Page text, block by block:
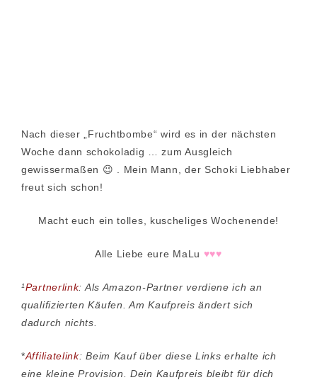
Nach dieser „Fruchtbombe“ wird es in der nächsten
Woche dann schokoladig … zum Ausgleich
gewissermaßen 😉 . Mein Mann, der Schoki Liebhaber
freut sich schon!
Macht euch ein tolles, kuscheliges Wochenende!
Alle Liebe eure MaLu ♥♥♥
¹Partnerlink: Als Amazon-Partner verdiene ich an
qualifizierten Käufen. Am Kaufpreis ändert sich
dadurch nichts.
*Affiliatelink: Beim Kauf über diese Links erhalte ich
eine kleine Provision. Dein Kaufpreis bleibt für dich